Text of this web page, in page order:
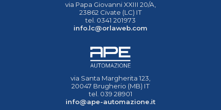
via Papa Giovanni XXIII 20/A,
23862 Civate (LC) IT
tel. 0341 201973
info.lc@orlaweb.com
via Santa Margherita 123,
20047 Brugherio (MB) IT
tel. 039 28901
info@ape-automazione.it